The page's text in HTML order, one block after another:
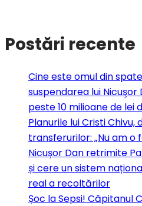
Postări recente
Cine este omul din
suspendarea lui Nicuşor
peste 10 milioane de lei
Planurile lui Cristi
transferurilor: „Nu am o
Nicușor Dan retrimite
și cere un sistem
real a recoltărilor
Șoc la Sepsi! Căpitanul